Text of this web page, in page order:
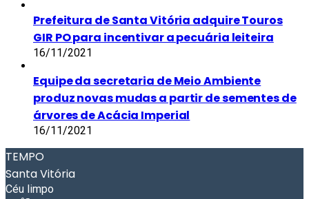
Prefeitura de Santa Vitória adquire Touros
GIR PO para incentivar a pecuária leiteira
16/11/2021
Equipe da secretaria de Meio Ambiente
produz novas mudas a partir de sementes de
árvores de Acácia Imperial
16/11/2021
TEMPO
Santa Vitória
Céu limpo